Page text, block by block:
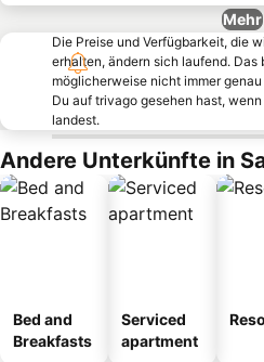
Mehr
Die Preise und Verfügbarkeit, die
erhalten, ändern sich laufend. Das
möglicherweise nicht immer
Du auf trivago gesehen hast,
landest.
Andere Unterkünfte in
Bed and
Breakfasts
Serviced
apartment